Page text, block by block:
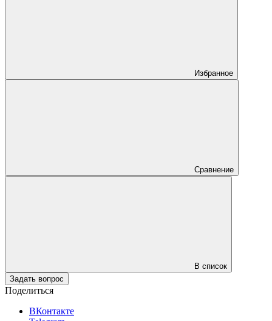
Избранное
Сравнение
В список
Задать вопрос
Поделиться
ВКонтакте